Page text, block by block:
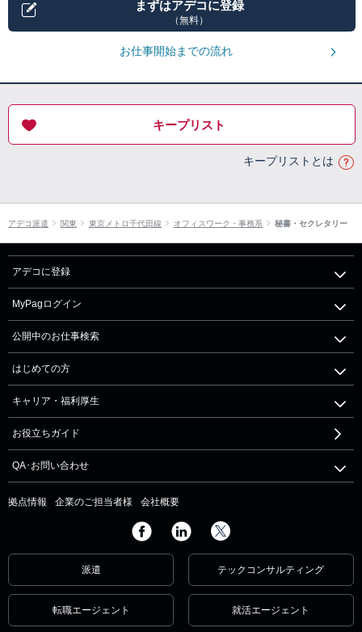
まずはアデコに登録
（無料）
お仕事開始までの流れ
キープリスト
キープリストとは
アデコ派遣 関東 東京メトロ千代田線 オフィスワーク・事務系 秘書・セクレタリー
アデコに登録
MyPagログイン
公開中のお仕事検索
はじめての方
キャリア・福利厚生
お役立ちガイド
QA･お問い合わせ
拠点情報 企業のご担当者様 会社概要
派遣 テックコンサルティング
転職エージェント 就活エージェント